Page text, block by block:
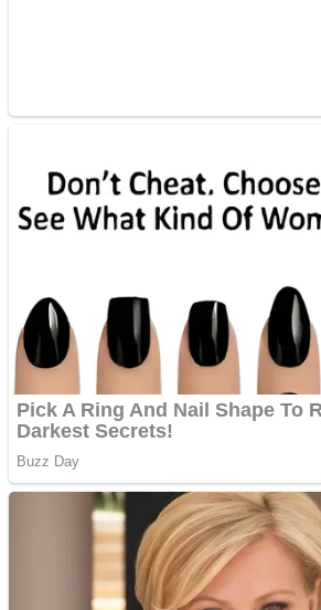
pentru freze cu laser fără
metale
Cutit cositoare KUHN
Creez aplicatie
ANDROID pentru siteul
tau